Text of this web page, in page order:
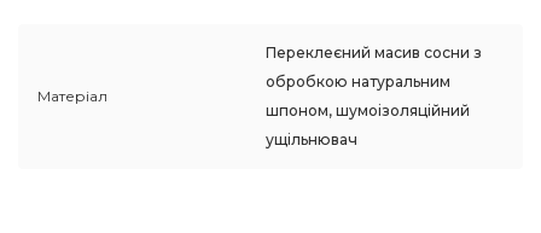
Матеріал
Переклеєний масив сосни з
обробкою натуральним
шпоном, шумоізоляційний
ущільнювач